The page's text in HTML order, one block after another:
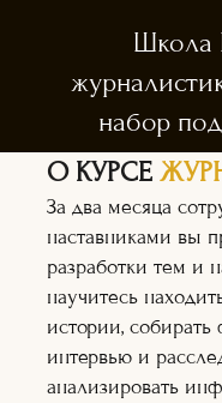
Школа
набор
Приём заявок
с 01 августа 2024г.
О КУРСЕ
За два месяца
наставниками вы
разработки тем и
научитесь
истории,
интервью и
анализировать